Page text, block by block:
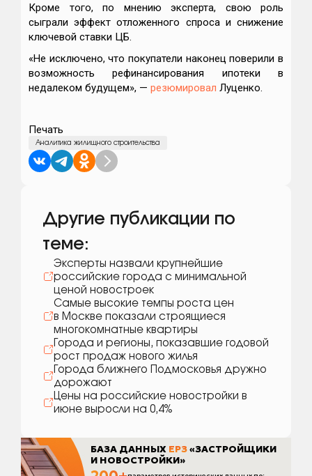
Кроме того, по мнению эксперта, свою роль
сыграли эффект отложенного спроса и снижение
ключевой ставки ЦБ.
«Не исключено, что покупатели наконец поверили в
возможность рефинансирования ипотеки в
недалеком будущем», — резюмировал Луценко.
Печать
Аналитика жилищного строительства
Другие публикации по
теме:
Эксперты назвали крупнейшие
российские города с минимальной
ценой новостроек
Самые высокие темпы роста цен
в Москве показали строящиеся
многокомнатные квартиры
Города и регионы, показавшие годовой
рост продаж нового жилья
Города ближнего Подмосковья дружно
дорожают
Цены на российские новостройки в
июне выросли на 0,4%